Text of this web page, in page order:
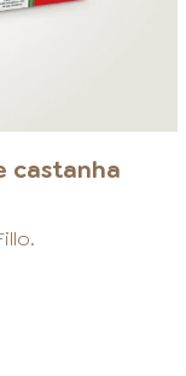
castanha
.